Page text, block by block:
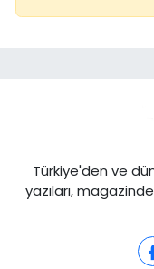
Türkiye'den ve
yazıları,